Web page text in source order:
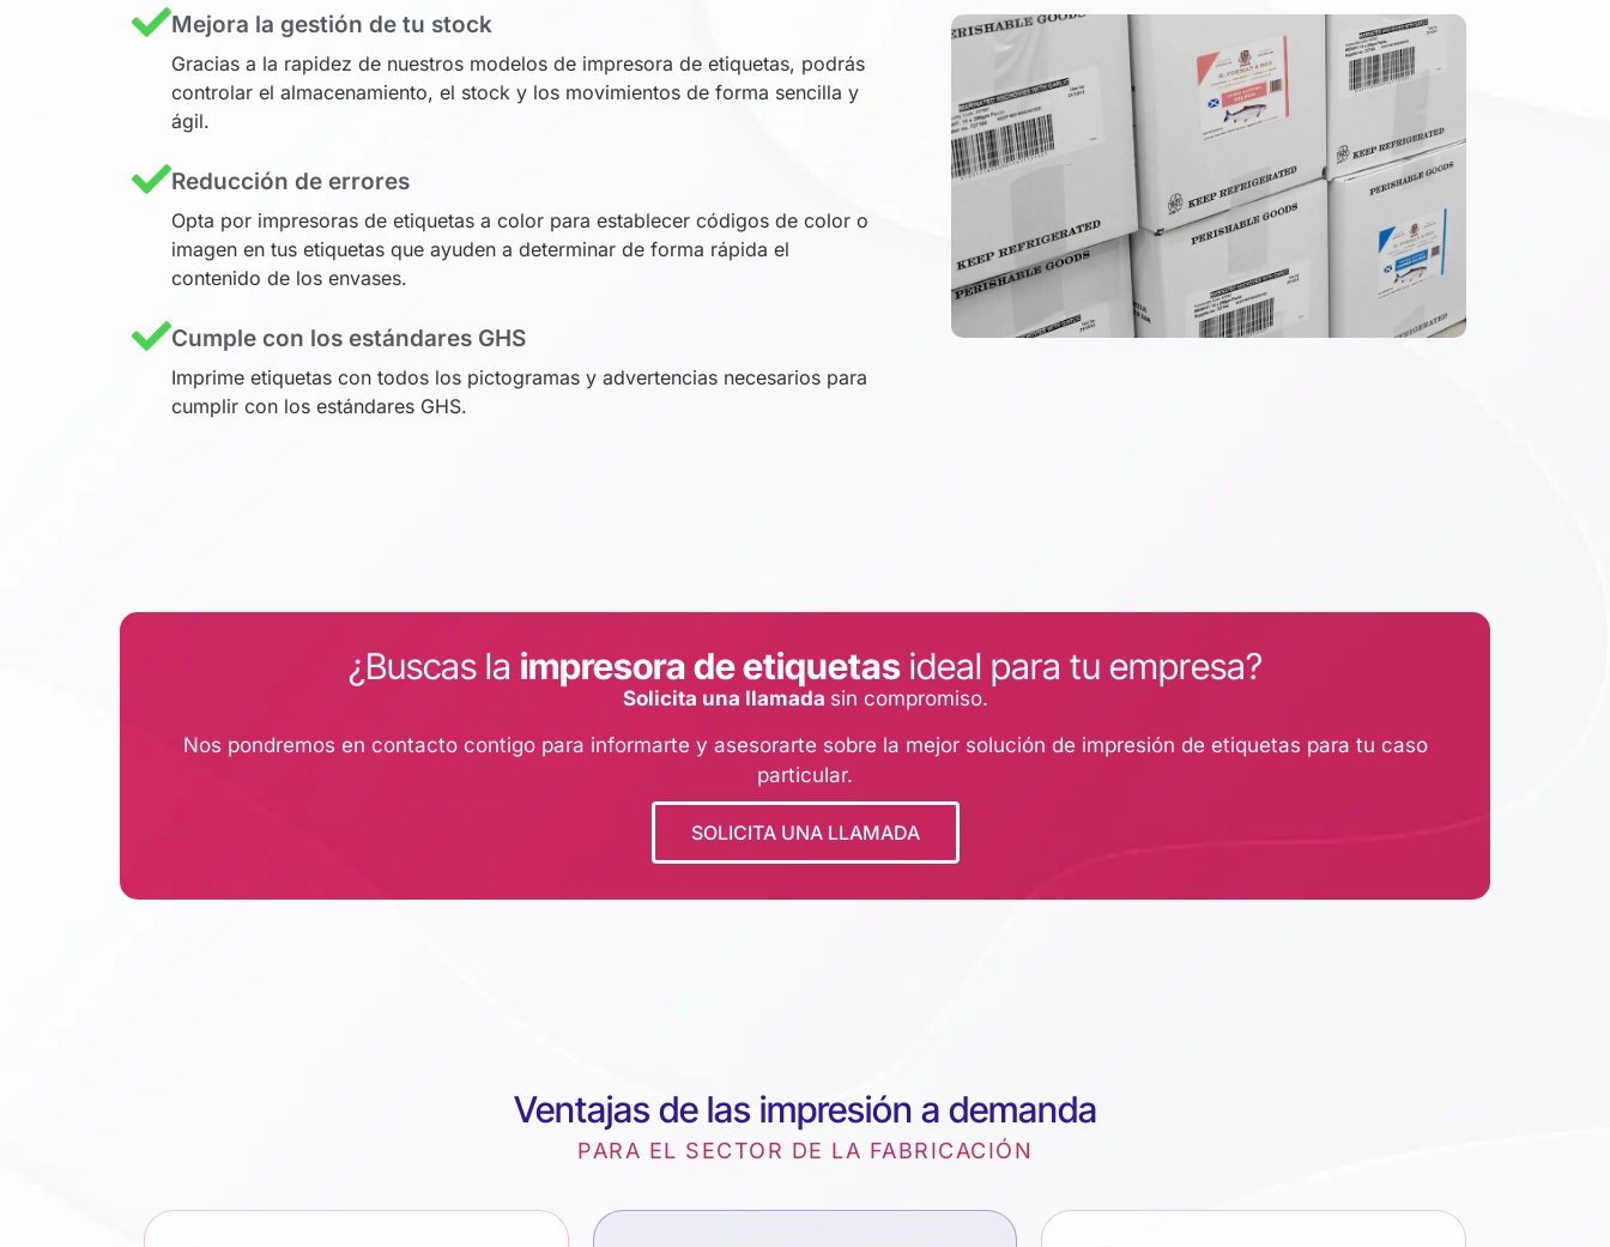
Mejora la gestión de tu stock
Gracias a la rapidez de nuestros modelos de impresora de etiquetas, podrás
controlar el almacenamiento, el stock y los movimientos de forma sencilla y
ágil.
Reducción de errores
Opta por impresoras de etiquetas a color para establecer códigos de color o
imagen en tus etiquetas que ayuden a determinar de forma rápida el
contenido de los envases.
Cumple con los estándares GHS
Imprime etiquetas con todos los pictogramas y advertencias necesarios para
cumplir con los estándares GHS.
¿Buscas la impresora de etiquetasideal para tu empresa?
Solicita una llamada sin compromiso.
Nos pondremos en contacto contigo para informarte y asesorarte sobre la mejor solución de impresión de etiquetas para tu caso
particular.
SOLICITA UNA LLAMADA
Ventajas de las impresión a demanda
PARA EL SECTOR DE LA FABRICACIÓN